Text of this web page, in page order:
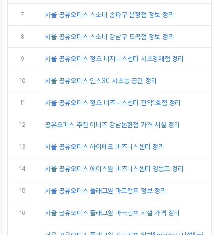
7 서울 공유오피스 스소비 송파구 문정점 정보 정리
8 서울 공유오피스 스소비 강남구 도곡점 정보 정리
9 서울 공유오피스 정오 비지니스센터 서초양재점 정리
10 서울 공유오피스 인스30 서초동 공간 정리
11 서울 공유오피스 정오 비즈니스센터 관악1호점 정리
12 공유오피스 추천 이비즈 강남논현점 가격 시설 정리
13 서울 공유오피스 하이테크 비즈니스센터 정리
14 서울 공유오피스 에이스원 비즈니스센터 영등포 정리
15 서울 공유오피스 플래그원 마포캠프 정보 정리
16 서울 공유오피스 플래그원 마곡캠프 시설 가격 정리